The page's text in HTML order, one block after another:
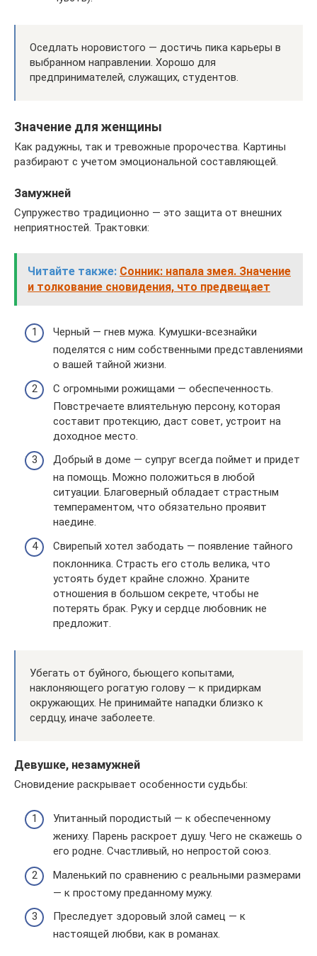
Оседлать норовистого — достичь пика карьеры в
выбранном направлении. Хорошо для
предпринимателей, служащих, студентов.
Значение для женщины
Как радужны, так и тревожные пророчества. Картины
разбирают с учетом эмоциональной составляющей.
Замужней
Супружество традиционно — это защита от внешних
неприятностей. Трактовки:
Читайте также: Сонник: напала змея. Значение
и толкование сновидения, что предвещает
Черный — гнев мужа. Кумушки-всезнайки
поделятся с ним собственными представлениями
о вашей тайной жизни.
С огромными рожищами — обеспеченность.
Повстречаете влиятельную персону, которая
составит протекцию, даст совет, устроит на
доходное место.
Добрый в доме — супруг всегда поймет и придет
на помощь. Можно положиться в любой
ситуации. Благоверный обладает страстным
темпераментом, что обязательно проявит
наедине.
Свирепый хотел забодать — появление тайного
поклонника. Страсть его столь велика, что
устоять будет крайне сложно. Храните
отношения в большом секрете, чтобы не
потерять брак. Руку и сердце любовник не
предложит.
Убегать от буйного, бьющего копытами,
наклоняющего рогатую голову — к придиркам
окружающих. Не принимайте нападки близко к
сердцу, иначе заболеете.
Девушке, незамужней
Сновидение раскрывает особенности судьбы:
Упитанный породистый — к обеспеченному
жениху. Парень раскроет душу. Чего не скажешь о
его родне. Счастливый, но непростой союз.
Маленький по сравнению с реальными размерами
— к простому преданному мужу.
Преследует здоровый злой самец — к
настоящей любви, как в романах.